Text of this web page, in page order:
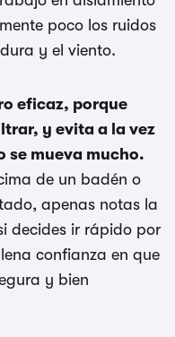
poco los ruidos
y el viento.
eficaz, porque
y evita a la vez
se mueva mucho.
de un badén o
apenas notas la
decides ir rápido por
confianza en que
y bien